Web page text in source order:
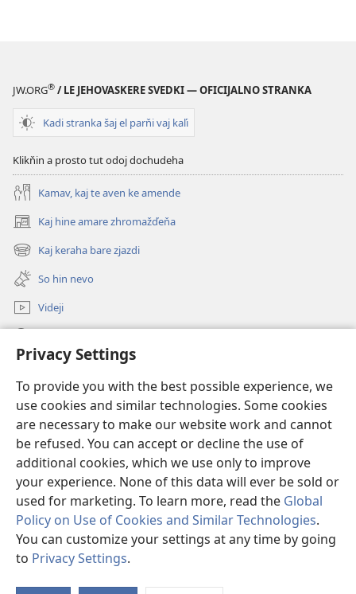
Privacy Settings
To provide you with the best possible experience, we
use cookies and similar technologies. Some cookies
are necessary to make our website work and cannot
be refused. You can accept or decline the use of
additional cookies, which we use only to improve
your experience. None of this data will ever be sold or
used for marketing. To learn more, read the Global
Policy on Use of Cookies and Similar Technologies.
You can customize your settings at any time by going
to Privacy Settings.
JW.ORG® / LE JEHOVASKERE SVEDKI — OFICIJALNO STRANKA
Kadi stranka šaj el parňi vaj kaľi
Klikňin a prosto tut odoj dochudeha
Kamav, kaj te aven ke amende
Kaj hine amare zhromažďeňa
(opens
new
window)
Kaj keraha bare zjazdi
(opens
new
window)
So hin nevo
Videji
(opens
window)ONLINE KŇIŽŇICA - E Stražno veža
(opens
new
window)JW Hub ®
(opens
new
window)
Copyright© 2026 Watch Tower Bible and Tract Society of Pennsylvania.
SAR ŠAJ POUŽINES ALA STRANKI
THOV ANDRE SAR CHRANINAHA OSOBNA UDAJI